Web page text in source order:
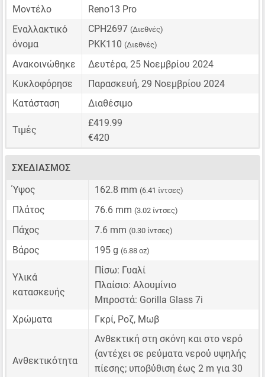
Μοντέλο
Reno13 Pro
Εναλλακτικό
όνομα
CPH2697 (Διεθνές)
PKK110 (Διεθνές)
Ανακοινώθηκε
Δευτέρα, 25 Νοεμβρίου 2024
Κυκλοφόρησε
Παρασκευή, 29 Νοεμβρίου 2024
Κατάσταση
Διαθέσιμο
Τιμές
£419.99
€420
ΣΧΕΔΙΑΣΜΌΣ
Ύψος
162.8 mm (6.41 ίντσες)
Πλάτος 76.6 mm (3.02 ίντσες)
Πάχος 7.6 mm (0.30 ίντσες)
Βάρος 195 g (6.88 oz)
Υλικά
κατασκευής
Πίσω: Γυαλί
Πλαίσιο: Αλουμίνιο
Μπροστά: Gorilla Glass 7i
Χρώματα
Γκρί, Ροζ, Μωβ
Ανθεκτικότητα
Ανθεκτική στη σκόνη και στο νερό
(αντέχει σε ρεύματα νερού υψηλής
πίεσης; υποβύθιση έως 2 m για 30